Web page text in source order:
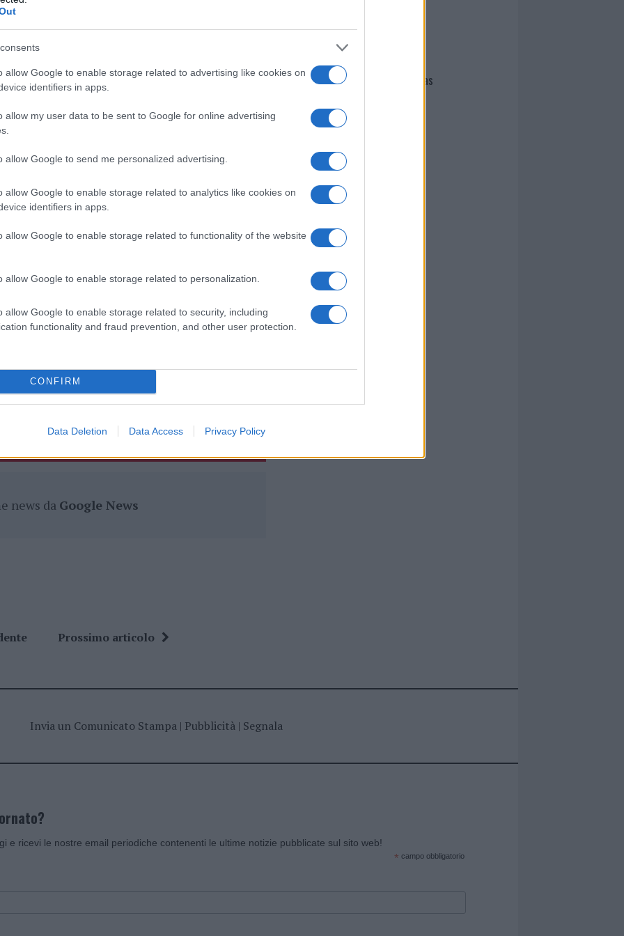
allow Google to enable storage related to advertising like cookies on
identifiers in apps.
allow my user data to be sent to Google for online advertising
allow Google to send me personalized advertising.
allow Google to enable storage related to analytics like cookies on
identifiers in apps.
allow Google to enable storage related to functionality of the website
allow Google to enable storage related to personalization.
allow Google to enable storage related to security, including
functionality and fraud prevention, and other user protection.
CONFIRM
Data Deletion Data Access Privacy Policy
Legge Regionale 45/89.
cliccando
nella sezioneLogindal menù del sito o
Sabrina Serra Sebastiano Monni
di GalluraOggi.it
i tuoi video e le tue foto
+39 345 356 7512
news da Google News
Prossimo articolo
Giovannimaria Cabras
Invia un Comunicato Stampa| Pubblicità| Segnala
e ricevi le nostre email periodiche contenenti le ultime notizie pubblicate sul sito web!
* campo obbligatorio